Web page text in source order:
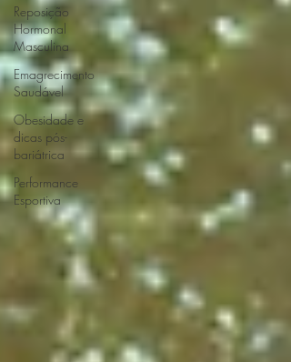
Reposição
Hormonal
Masculina
Emagrecimento
Saudável
Obesidade e
dicas pós-
bariátrica
Performance
Esportiva